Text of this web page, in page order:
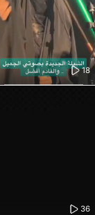
18
36